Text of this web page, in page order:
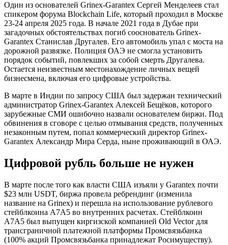
Один из основателей Grinex-Garantex Сергей Менделеев стал
спикером форума Blockchain Life, который проходил в Москве
23-24 апреля 2025 года. В начале 2021 года в Дубае при
загадочных обстоятельствах погиб сооснователь Grinex-
Garantex Станислав Другалев. Его автомобиль упал с моста на
дорожной развязке. Полиция ОАЭ не смогла установить
порядок событий, повлекших за собой смерть Другалева.
Остается неизвестным местонахождение личных вещей
бизнесмена, включая его цифровые устройства.
В марте в Индии по запросу США был задержан технический
администратор Grinex-Garantex Алексей Бещёков, которого
зарубежные СМИ ошибочно назвали основателем биржи. Под
обвинения в сговоре с целью отмывания средств, полученных
незаконным путем, попал коммерческий директор Grinex-
Garantex Александр Мира Серда, ныне проживающий в ОАЭ.
Цифровой рубль больше не нужен
В марте после того как власти США изъяли у Garantex почти
$23 млн USDT, биржа провела ребрендинг (изменила
название на Grinex) и перешла на использование рублевого
стейблкоина A7A5 во внутренних расчетах. Стейблкоин
A7A5 был выпущен киргизской компанией Old Vector для
трансграничной платежной платформы Промсвязьбанка
(100% акций Промсвязьбанка принадлежат Росимуществу).